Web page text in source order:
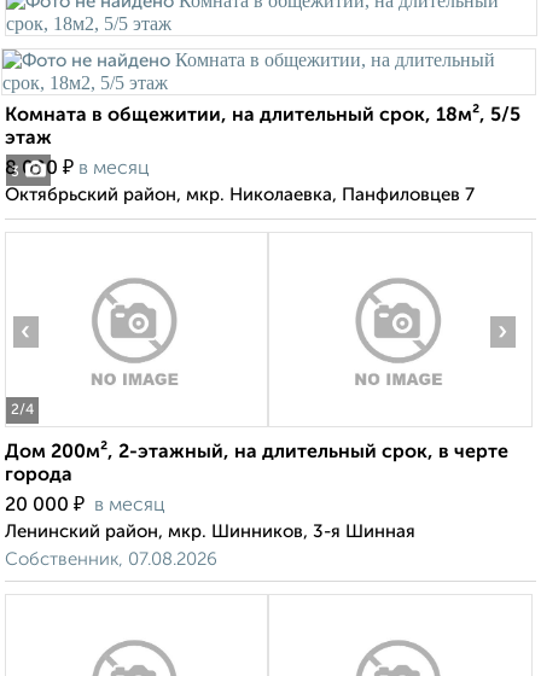
3
Комната в общежитии, на длительный срок, 18м², 5/5
этаж
8 000 ₽ в месяц
Октябрьский район, мкр. Николаевка, Панфиловцев 7
2/4
‹ ›
Дом 200м², 2-этажный, на длительный срок, в черте
города
20 000 ₽ в месяц
Ленинский район, мкр. Шинников, 3-я Шинная
Собственник, 07.08.2026